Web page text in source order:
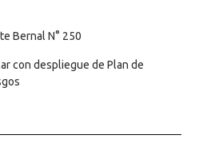
Bernal N° 250
con despliegue de Plan de